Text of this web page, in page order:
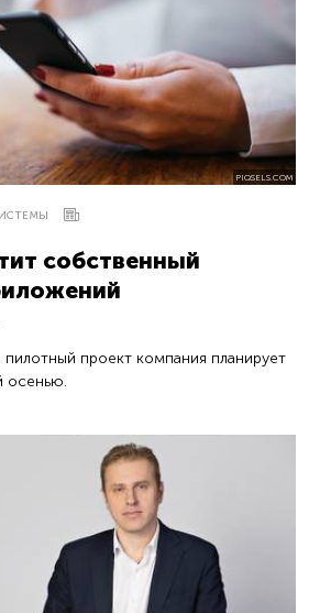
PIQSELS.COM
собственный
проект компания планирует
осенью.